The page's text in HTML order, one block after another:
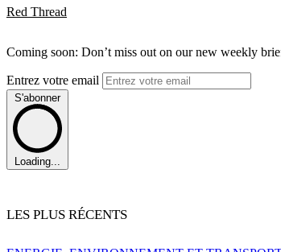
Red Thread
Coming soon: Don’t miss out on our new weekly
Entrez votre email
S'abonner
Loading...
LES PLUS RÉCENTS